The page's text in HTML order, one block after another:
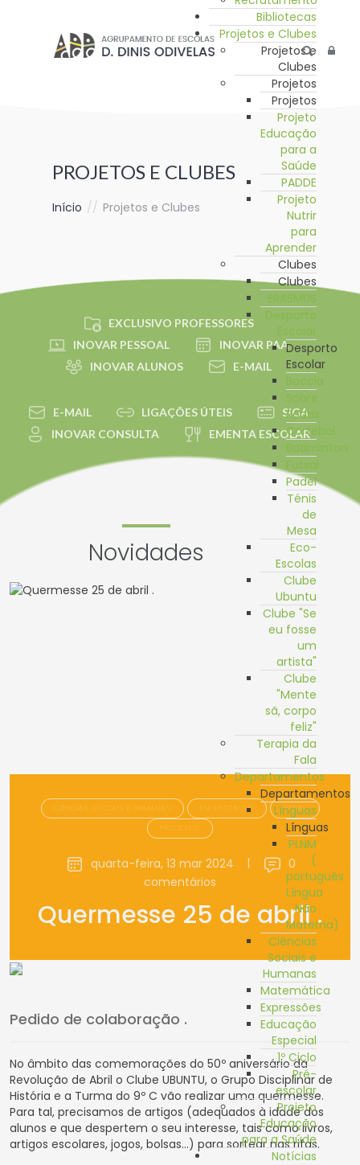
Bibliotecas
Projetos e Clubes
Projetos e
Clubes
Projetos
Projetos
Projeto
Educação
para a
Saúde
PADDE
Projeto
Nutrir
para
Aprender
Clubes
Clubes
ERASMUS
Desporto
Escolar
Desporto
Escolar
Boccia
Sobre
Rodas
Corfebol
Badminton
Futsal
Padel
Ténis
de
Mesa
Eco-
Escolas
Clube
Ubuntu
Clube "Se
eu fosse
um
artista"
Clube
"Mente
sã, corpo
feliz"
Terapia da
Fala
Departamentos
Departamentos
Línguas
Línguas
PLNM
(
português
Língua
Não
Materna)
Ciências
Sociais e
Humanas
Matemática
Expressões
Educação
Especial
1º Ciclo
Pré-
escolar
Projeto
Educação
para a Saúde
Notícias
PROJETOS E CLUBES
Início // Projetos e Clubes
EXCLUSIVO PROFESSORES
INOVAR PESSOAL
INOVAR PAA
INOVAR ALUNOS
E-MAIL
E-MAIL LIGAÇÕES ÚTEIS
SIGA
INOVAR CONSULTA
EMENTA ESCOLAR
Novidades
CIÊNCIAS SOCIAIS E HUMANAS EM DESTAQUE
GERAL
PROJETOS
quarta-feira, 13 mar 2024 |
0
comentários
Quermesse 25 de abril .
Pedido de colaboração .
No âmbito das comemorações do 50º aniversário da
Revolução de Abril o Clube UBUNTU, o Grupo Disciplinar de
História e a Turma do 9º C vão realizar uma quermesse.
Para tal, precisamos de artigos (adequados à idade dos
alunos e que despertem o seu interesse, tais como livros,
artigos escolares, jogos, bolsas…) para sortear nas rifas.